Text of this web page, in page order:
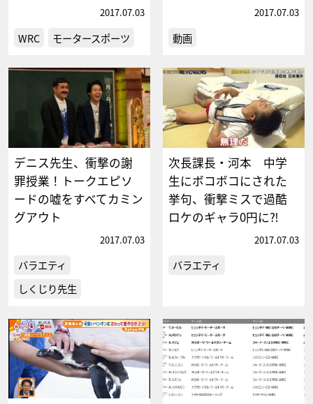
2017.07.03
WRC モータースポーツ
2017.07.03
動画
デニス先生、衝撃の謝
罪授業！トークエピソ
ードの嘘をすべてカミン
グアウト
2017.07.03
バラエティ
しくじり先生
次長課長・河本 中学
生にボコボコにされた
挙句、衝撃ミスで過酷
ロケのギャラ0円に⁈
2017.07.03
バラエティ